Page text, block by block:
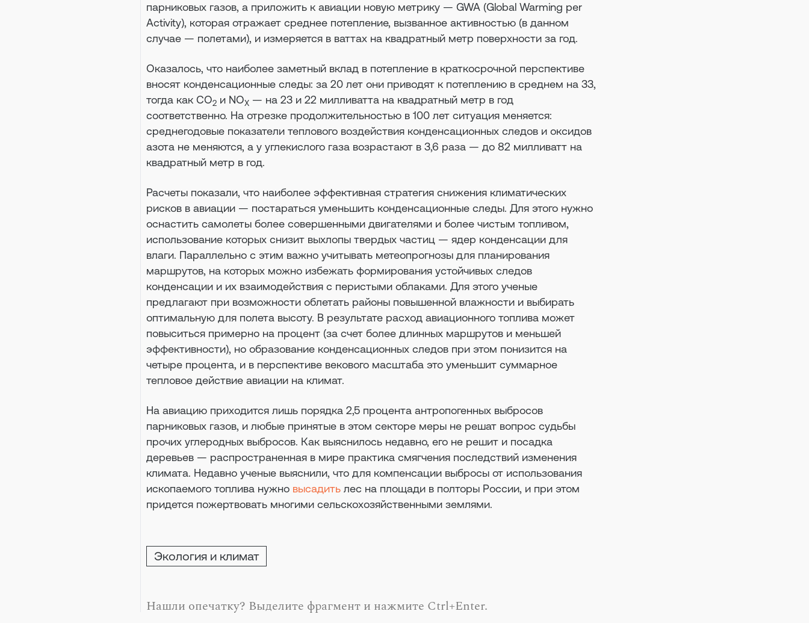
парниковых газов, а приложить к авиации новую метрику — GWA (Global Warming per
Activity), которая отражает среднее потепление, вызванное активностью (в данном
случае — полетами), и измеряется в ваттах на квадратный метр поверхности за год.
Оказалось, что наиболее заметный вклад в потепление в краткосрочной перспективе
вносят конденсационные следы: за 20 лет они приводят к потеплению в среднем на 33,
тогда как CO2 и NOX — на 23 и 22 милливатта на квадратный метр в год
соответственно. На отрезке продолжительностью в 100 лет ситуация меняется:
среднегодовые показатели теплового воздействия конденсационных следов и оксидов
азота не меняются, а у углекислого газа возрастают в 3,6 раза — до 82 милливатт на
квадратный метр в год.
Расчеты показали, что наиболее эффективная стратегия снижения климатических
рисков в авиации — постараться уменьшить конденсационные следы. Для этого нужно
оснастить самолеты более совершенными двигателями и более чистым топливом,
использование которых снизит выхлопы твердых частиц — ядер конденсации для
влаги. Параллельно с этим важно учитывать метеопрогнозы для планирования
маршрутов, на которых можно избежать формирования устойчивых следов
конденсации и их взаимодействия с перистыми облаками. Для этого ученые
предлагают при возможности облетать районы повышенной влажности и выбирать
оптимальную для полета высоту. В результате расход авиационного топлива может
повыситься примерно на процент (за счет более длинных маршрутов и меньшей
эффективности), но образование конденсационных следов при этом понизится на
четыре процента, и в перспективе векового масштаба это уменьшит суммарное
тепловое действие авиации на климат.
На авиацию приходится лишь порядка 2,5 процента антропогенных выбросов
парниковых газов, и любые принятые в этом секторе меры не решат вопрос судьбы
прочих углеродных выбросов. Как выяснилось недавно, его не решит и посадка
деревьев — распространенная в мире практика смягчения последствий изменения
климата. Недавно ученые выяснили, что для компенсации выбросы от использования
ископаемого топлива нужно высадить лес на площади в полторы России, и при этом
придется пожертвовать многими сельскохозяйственными землями.
Экология и климат
Нашли опечатку? Выделите фрагмент и нажмите Ctrl+Enter.